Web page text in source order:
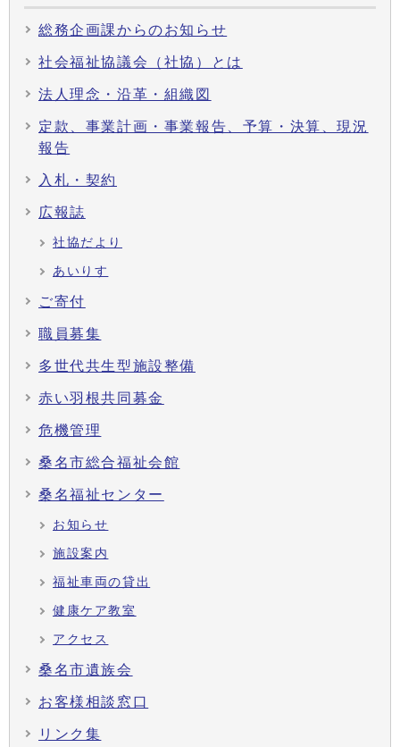
総務企画課からのお知らせ
社会福祉協議会（社協）とは
法人理念・沿革・組織図
定款、事業計画・事業報告、予算・決算、現況
報告
入札・契約
広報誌
社協だより
あいりす
ご寄付
職員募集
多世代共生型施設整備
赤い羽根共同募金
危機管理
桑名市総合福祉会館
桑名福祉センター
お知らせ
施設案内
福祉車両の貸出
健康ケア教室
アクセス
桑名市遺族会
お客様相談窓口
リンク集